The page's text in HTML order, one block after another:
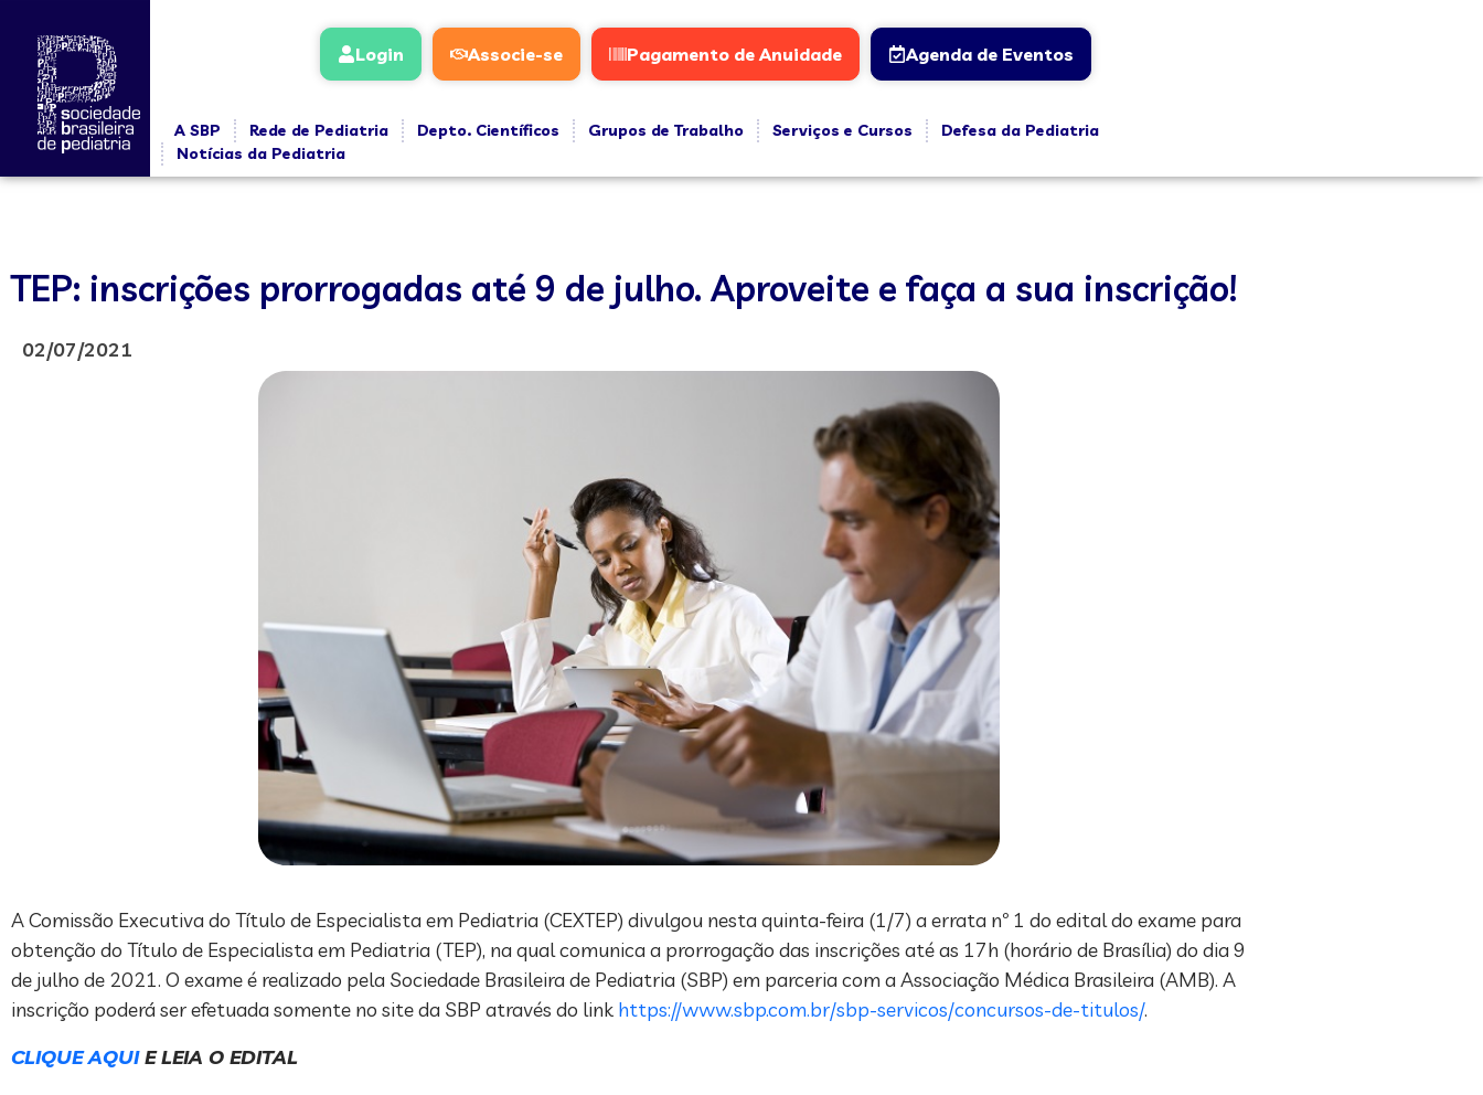
Login Associe-se Pagamento de Anuidade Agenda de Eventos
A SBP Rede de Pediatria Depto. Científicos Grupos de Trabalho Serviços e Cursos
Defesa da Pediatria
Notícias da Pediatria
TEP: inscrições prorrogadas até 9 de julho. Aproveite e faça a sua inscrição!
02/07/2021
A Comissão Executiva do Título de Especialista em Pediatria (CEXTEP) divulgou nesta quinta-feira (1/7) a errata nº 1 do edital do exame para
obtenção do Título de Especialista em Pediatria (TEP), na qual comunica a prorrogação das inscrições até as 17h (horário de Brasília) do dia 9
de julho de 2021. O exame é realizado pela Sociedade Brasileira de Pediatria (SBP) em parceria com a Associação Médica Brasileira (AMB). A
inscrição poderá ser efetuada somente no site da SBP através do link https://www.sbp.com.br/sbp-servicos/concursos-de-titulos/.
CLIQUE AQUIE LEIA O EDITAL